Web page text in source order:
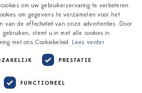
Workshops
Vacatures
Zakelijk
DUTCH
ENGLISH
om uw gebruikerservaring te verbeteren
om gegevens te verzamelen voor het
van de effectiviteit van onze advertenties. Door
stemt u in met alle cookies in
met ons Cookiebeleid. Lees verder
PRESTATIE
FUNCTIONEEL